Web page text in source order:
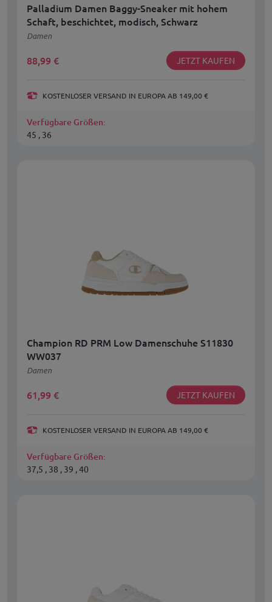
Palladium Damen Baggy-Sneaker mit hohem
Schaft, beschichtet, modisch, Schwarz
Damen
88,99 € JETZT KAUFEN
KOSTENLOSER VERSAND IN EUROPA AB 149,00 €
Verfügbare Größen:
45 , 36
Champion RD PRM Low Damenschuhe S11830
WW037
Damen
61,99 € JETZT KAUFEN
KOSTENLOSER VERSAND IN EUROPA AB 149,00 €
Verfügbare Größen:
37,5 , 38 , 39 , 40